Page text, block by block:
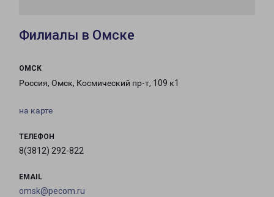
Филиалы в Омске
ОМСК
Россия, Омск, Космический пр-т, 109 к1
на карте
ТЕЛЕФОН
8(3812) 292-822
EMAIL
omsk@pecom.ru